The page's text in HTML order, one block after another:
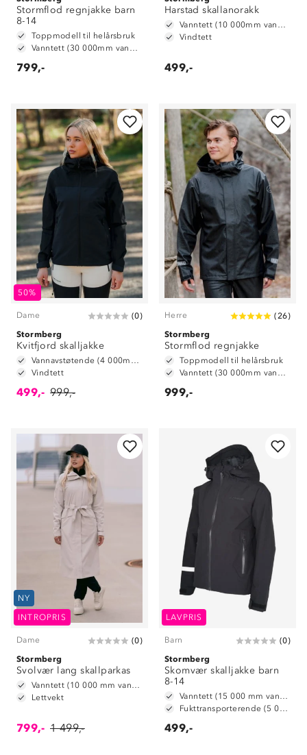
Stormflod regnjakke barn
8-14
Toppmodell til helårsbruk
Vanntett (30 000mm vannsøyle)
799,-
Harstad skallanorakk
Vanntett (10 000mm vannsøyle)
Vindtett
499,-
50%
Dame (0)
Stormberg
Kvitfjord skalljakke
Vannavstøtende (4 000mm vannsøyle)
Vindtett
499,- 999,-
Herre (26)
Stormberg
Stormflod regnjakke
Toppmodell til helårsbruk
Vanntett (30 000mm vannsøyle)
999,-
NY
INTROPRIS
Dame (0)
Stormberg
Svolvær lang skallparkas
Vanntett (10 000 mm vannsøyle)
Lettvekt
799,- 1 499,-
LAVPRIS
Barn (0)
Stormberg
Skomvær skalljakke barn
8-14
Vanntett (15 000 mm vannsøyle)
Fukttransporterende (5 000 g/ m2/ 24t)
499,-